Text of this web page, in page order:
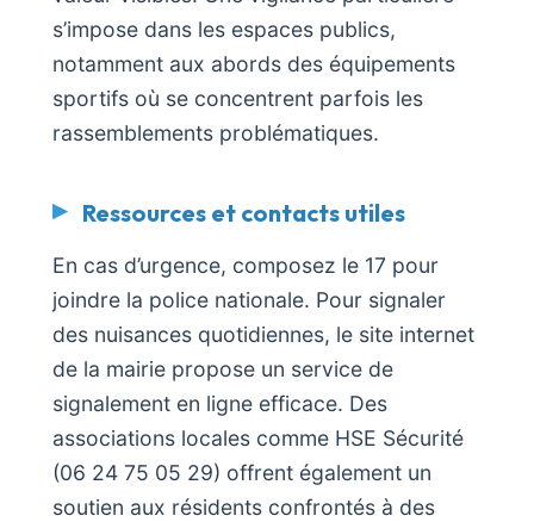
s’impose dans les espaces publics,
notamment aux abords des équipements
sportifs où se concentrent parfois les
rassemblements problématiques.
Ressources et contacts utiles
En cas d’urgence, composez le 17 pour
joindre la police nationale. Pour signaler
des nuisances quotidiennes, le site internet
de la mairie propose un service de
signalement en ligne efficace. Des
associations locales comme HSE Sécurité
(06 24 75 05 29) offrent également un
soutien aux résidents confrontés à des